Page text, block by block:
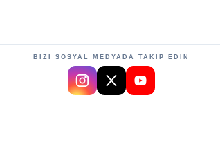
BİZİ SOSYAL MEDYADA TAKİP EDİN